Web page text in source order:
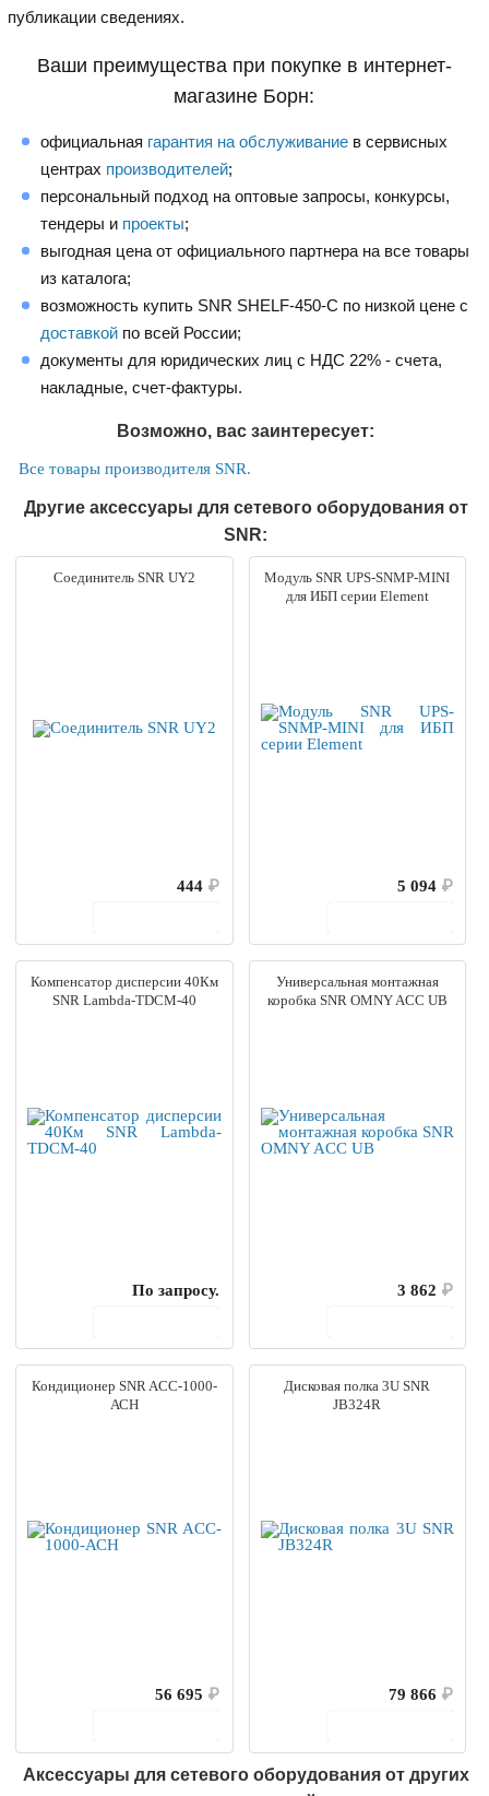
публикации сведениях.
Ваши преимущества при покупке в интернет-
магазине Борн:
официальная гарантия на обслуживание в сервисных
центрах производителей;
персональный подход на оптовые запросы, конкурсы,
тендеры и проекты;
выгодная цена от официального партнера на все товары
из каталога;
возможность купить SNR SHELF-450-C по низкой цене с
доставкой по всей России;
документы для юридических лиц с НДС 22% - счета,
накладные, счет-фактуры.
Возможно, вас заинтересует:
Все товары производителя SNR.
Другие аксессуары для сетевого оборудования от
SNR:
Соединитель SNR UY2
444 ₽
Модуль SNR UPS-SNMP-MINI
для ИБП серии Element
5 094 ₽
Компенсатор дисперсии 40Км
SNR Lambda-TDCM-40
По запросу.
Универсальная монтажная
коробка SNR OMNY ACC UB
3 862 ₽
Кондиционер SNR ACC-1000-
АСH
56 695 ₽
Дисковая полка 3U SNR
JB324R
79 866 ₽
Аксессуары для сетевого оборудования от других